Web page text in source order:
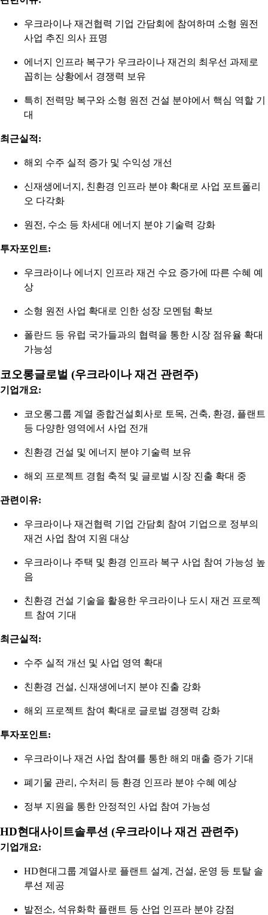
우크라이나 재건협력 기업 간담회에 참여하며 소형 원전
사업 추진 의사 표명
에너지 인프라 복구가 우크라이나 재건의 최우선 과제로
꼽히는 상황에서 경쟁력 보유
특히 전력망 복구와 소형 원전 건설 분야에서 핵심 역할 기
대
최근실적:
해외 수주 실적 증가 및 수익성 개선
신재생에너지, 친환경 인프라 분야 확대로 사업 포트폴리
오 다각화
원전, 수소 등 차세대 에너지 분야 기술력 강화
투자포인트:
우크라이나 에너지 인프라 재건 수요 증가에 따른 수혜 예
상
소형 원전 사업 확대로 인한 성장 모멘텀 확보
폴란드 등 유럽 국가들과의 협력을 통한 시장 점유율 확대
가능성
코오롱글로벌 (우크라이나 재건 관련주)
기업개요:
코오롱그룹 계열 종합건설회사로 토목, 건축, 환경, 플랜트
등 다양한 영역에서 사업 전개
친환경 건설 및 에너지 분야 기술력 보유
해외 프로젝트 경험 축적 및 글로벌 시장 진출 확대 중
관련이유:
우크라이나 재건협력 기업 간담회 참여 기업으로 정부의
재건 사업 참여 지원 대상
우크라이나 주택 및 환경 인프라 복구 사업 참여 가능성 높
음
친환경 건설 기술을 활용한 우크라이나 도시 재건 프로젝
트 참여 기대
최근실적:
수주 실적 개선 및 사업 영역 확대
친환경 건설, 신재생에너지 분야 진출 강화
해외 프로젝트 참여 확대로 글로벌 경쟁력 강화
투자포인트:
우크라이나 재건 사업 참여를 통한 해외 매출 증가 기대
폐기물 관리, 수처리 등 환경 인프라 분야 수혜 예상
정부 지원을 통한 안정적인 사업 참여 가능성
HD현대사이트솔루션 (우크라이나 재건 관련주)
기업개요:
HD현대그룹 계열사로 플랜트 설계, 건설, 운영 등 토탈 솔
루션 제공
발전소, 석유화학 플랜트 등 산업 인프라 분야 강점